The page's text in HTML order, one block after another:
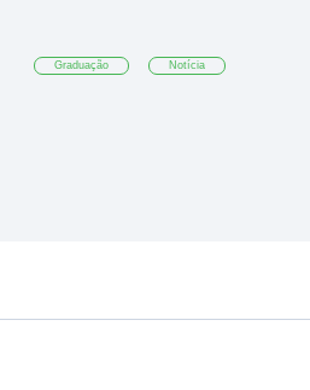
Graduação Notícia